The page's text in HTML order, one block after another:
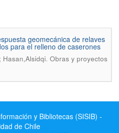
geomecánica de relaves
para el relleno de caserones
Hasan,Alsidqi. Obras y proyectos
y Bibliotecas (SISIB) -
de Chile